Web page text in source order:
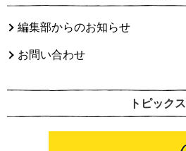
編集部からのお知らせ
お問い合わせ
トピックス